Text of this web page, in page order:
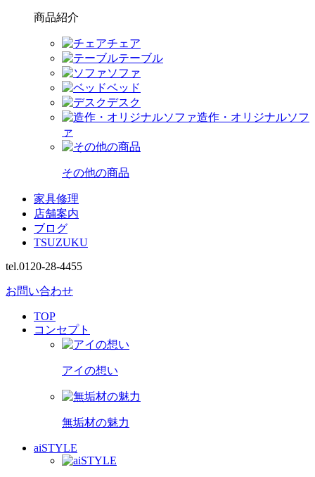
商品紹介
チェア
テーブル
ソファ
ベッド
デスク
造作・オリジナルソフ
ァ
その他の商品
家具修理
店舗案内
ブログ
TSUZUKU
tel.0120-28-4455
お問い合わせ
TOP
コンセプト
アイの想い
無垢材の魅力
aiSTYLE